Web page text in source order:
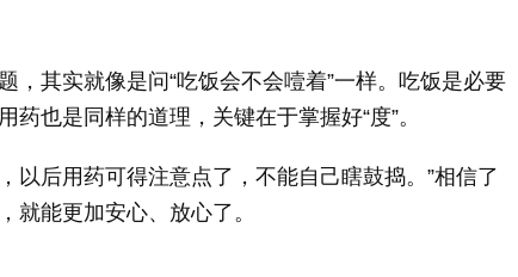
，其实就像是问“吃饭会不会噎着”一样。吃饭是必要
也是同样的道理，关键在于掌握好“度”。
以后用药可得注意点了，不能自己瞎鼓捣。”相信了
就能更加安心、放心了。